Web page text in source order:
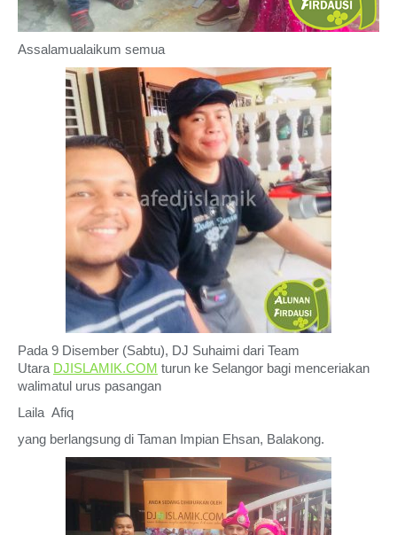
Assalamualaikum semua
Pada 9 Disember (Sabtu), DJ Suhaimi dari Team
Utara DJISLAMIK.COM turun ke Selangor bagi menceriakan
walimatul urus pasangan
Laila Afiq
yang berlangsung di Taman Impian Ehsan, Balakong.